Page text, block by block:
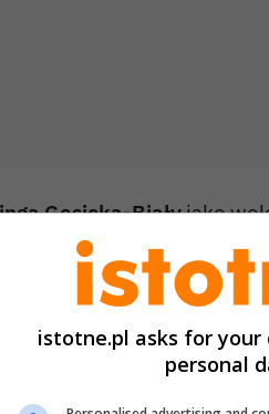
Gęsicka-Białyjako
w Bolesławcu punkt
uciekające przed
za darmo jedzenie,
wiele innych kobiet i
Jak wygląda taka
istotne.pl asks for
personal